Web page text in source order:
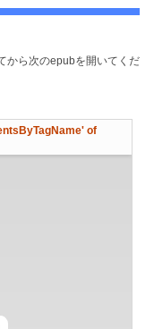
から次のepubを開いてくだ